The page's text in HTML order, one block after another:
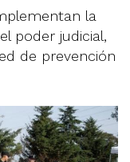
la
poder judicial,
de prevención